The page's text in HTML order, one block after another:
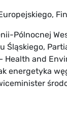
Pólnocnej
Śląskiego,
and
energetyka